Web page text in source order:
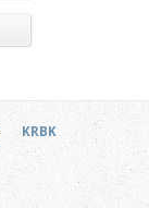
KRBK